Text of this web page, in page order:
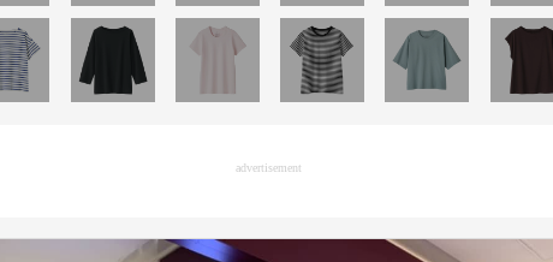
advertisement